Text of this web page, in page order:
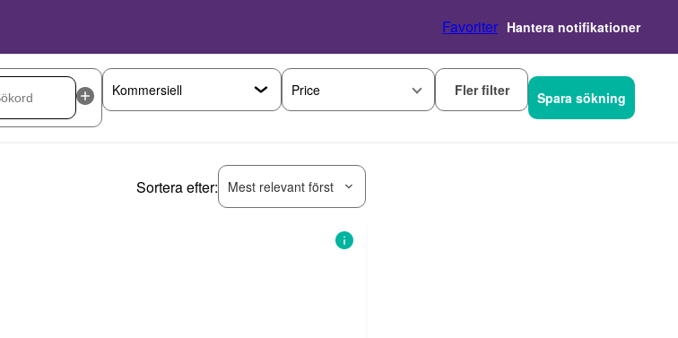
Favoriter Hantera notifikationer
Price Fler filter Spara sökning
Sortera efter: Mest relevant först